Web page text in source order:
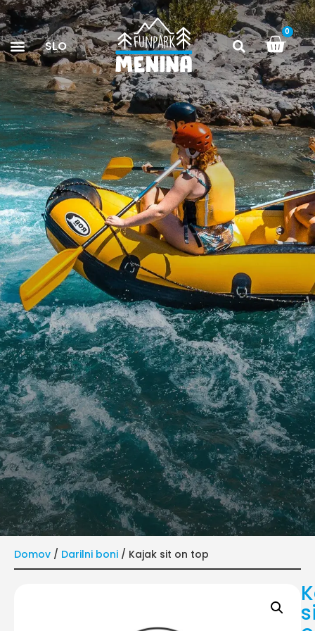
SLO
0
Domov / Darilni boni / Kajak sit on top